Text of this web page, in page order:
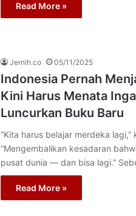
Read More »
Jernih.co 05/11/2025
Indonesia Pernah
Kini Harus Menata
Luncurkan Buku Baru
“Kita harus belajar merdeka lagi,”
“Mengembalikan kesadaran
pusat dunia — dan bisa lagi.”
Read More »